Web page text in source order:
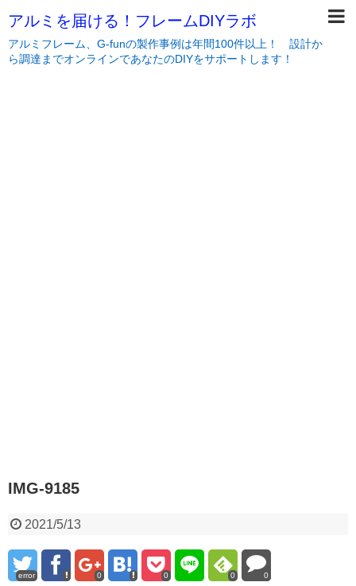
アルミを届ける！フレームDIYラボ
アルミフレーム、G-funの製作事例は年間100件以上！ 設計か
ら調達までオンラインであなたのDIYをサポートします！
IMG-9185
2021/5/13
error 0 0 0 0